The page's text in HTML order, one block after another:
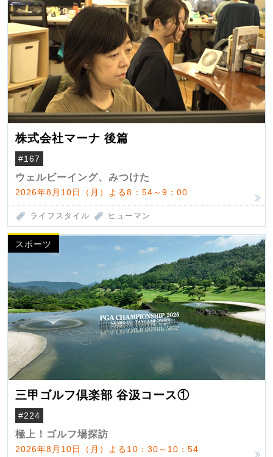
株式会社マーナ 後篇
#167
ウェルビーイング、みつけた
2026年8月10日（月）よる8：54～9：00
ライフスタイル ヒューマン
スポーツ
三甲ゴルフ倶楽部 谷汲コース①
#224
極上！ゴルフ場探訪
2026年8月10日（月）よる10：30～10：54